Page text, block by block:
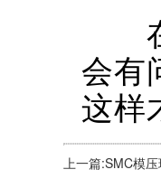
在
会有
这样
上一篇:SMC模